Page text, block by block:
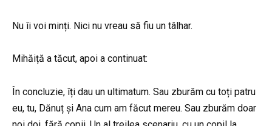
Nu îi voi minți. Nici nu vreau să fiu un tâlhar.
Mihăiță a tăcut, apoi a continuat:
În concluzie, îți dau un ultimatum. Sau zburăm cu toți patru
eu, tu, Dănuț și Ana cum am făcut mereu. Sau zburăm doar